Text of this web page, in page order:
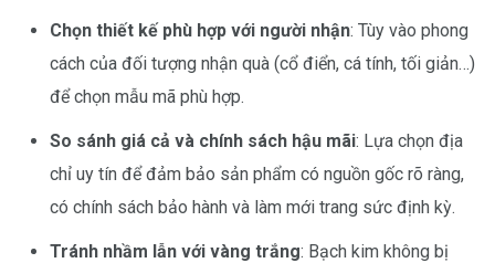
Chọn thiết kế phù hợp với người nhận: Tùy vào phong
cách của đối tượng nhận quà (cổ điển, cá tính, tối giản…)
để chọn mẫu mã phù hợp.
So sánh giá cả và chính sách hậu mãi: Lựa chọn địa
chỉ uy tín để đảm bảo sản phẩm có nguồn gốc rõ ràng,
có chính sách bảo hành và làm mới trang sức định kỳ.
Tránh nhầm lẫn với vàng trắng: Bạch kim không bị